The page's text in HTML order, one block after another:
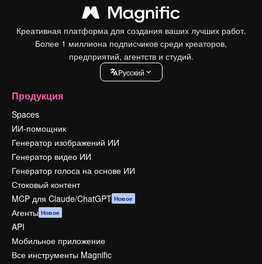
Креативная платформа для создания ваших лучших работ.
Более 1 миллиона подписчиков среди креаторов,
предприятий, агентств и студий.
Pусский
Продукция
Spaces
ИИ-помощник
Генератор изображений ИИ
Генератор видео ИИ
Генератор голоса на основе ИИ
Стоковый контент
MCP для Claude/ChatGPT Новое
Агенты Новое
API
Мобильное приложение
Все инструменты Magnific